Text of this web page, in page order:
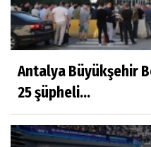
Antalya Büyükşehir
25 şüpheli...